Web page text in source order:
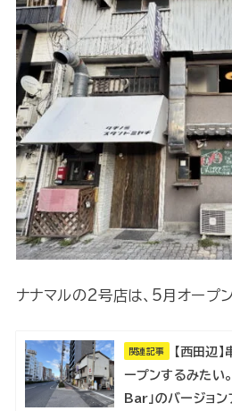
ナナマルの2号店は、5月オープ
関連記事
【西田辺
ープンするみたい
Bar」のバージョ